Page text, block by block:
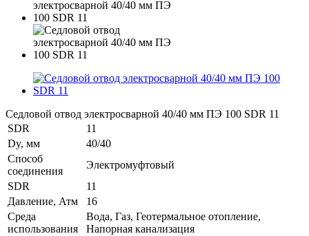
Седловой отвод электросварной 40/40 мм ПЭ 100 SDR 11
SDR
11
Dy, мм
40/40
Способ
соединения
Электромуфтовый
SDR
11
Давление, Атм
16
Среда
использования
Вода, Газ, Геотермальное отопление,
Напорная канализация